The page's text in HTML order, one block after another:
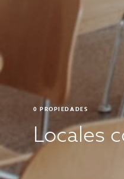
0 PROPIEDADES
Locales